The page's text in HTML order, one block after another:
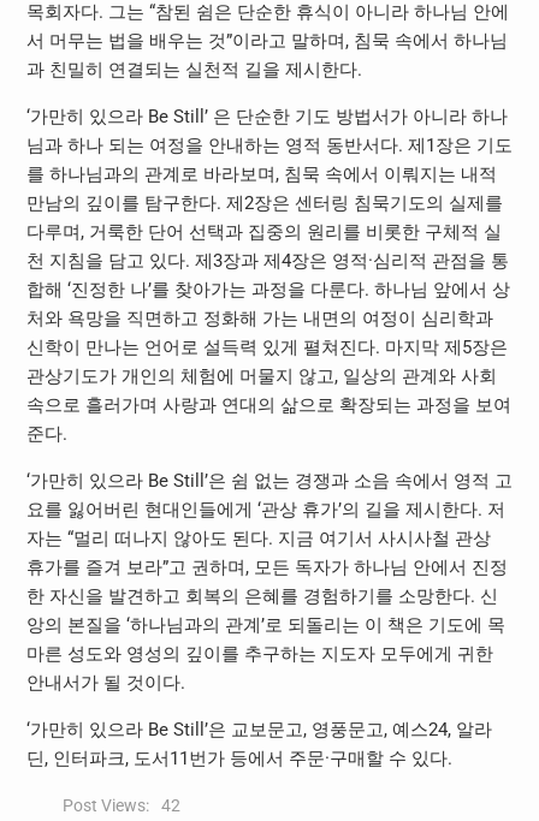
목회자다. 그는 “참된 쉼은 단순한 휴식이 아니라 하나님 안에
서 머무는 법을 배우는 것”이라고 말하며, 침묵 속에서 하나님
과 친밀히 연결되는 실천적 길을 제시한다.
‘가만히 있으라 Be Still’ 은 단순한 기도 방법서가 아니라 하나
님과 하나 되는 여정을 안내하는 영적 동반서다. 제1장은 기도
를 하나님과의 관계로 바라보며, 침묵 속에서 이뤄지는 내적
만남의 깊이를 탐구한다. 제2장은 센터링 침묵기도의 실제를
다루며, 거룩한 단어 선택과 집중의 원리를 비롯한 구체적 실
천 지침을 담고 있다. 제3장과 제4장은 영적·심리적 관점을 통
합해 ‘진정한 나’를 찾아가는 과정을 다룬다. 하나님 앞에서 상
처와 욕망을 직면하고 정화해 가는 내면의 여정이 심리학과
신학이 만나는 언어로 설득력 있게 펼쳐진다. 마지막 제5장은
관상기도가 개인의 체험에 머물지 않고, 일상의 관계와 사회
속으로 흘러가며 사랑과 연대의 삶으로 확장되는 과정을 보여
준다.
‘가만히 있으라 Be Still’은 쉼 없는 경쟁과 소음 속에서 영적 고
요를 잃어버린 현대인들에게 ‘관상 휴가’의 길을 제시한다. 저
자는 “멀리 떠나지 않아도 된다. 지금 여기서 사시사철 관상
휴가를 즐겨 보라”고 권하며, 모든 독자가 하나님 안에서 진정
한 자신을 발견하고 회복의 은혜를 경험하기를 소망한다. 신
앙의 본질을 ‘하나님과의 관계’로 되돌리는 이 책은 기도에 목
마른 성도와 영성의 깊이를 추구하는 지도자 모두에게 귀한
안내서가 될 것이다.
‘가만히 있으라 Be Still’은 교보문고, 영풍문고, 예스24, 알라
딘, 인터파크, 도서11번가 등에서 주문·구매할 수 있다.
Post Views: 42